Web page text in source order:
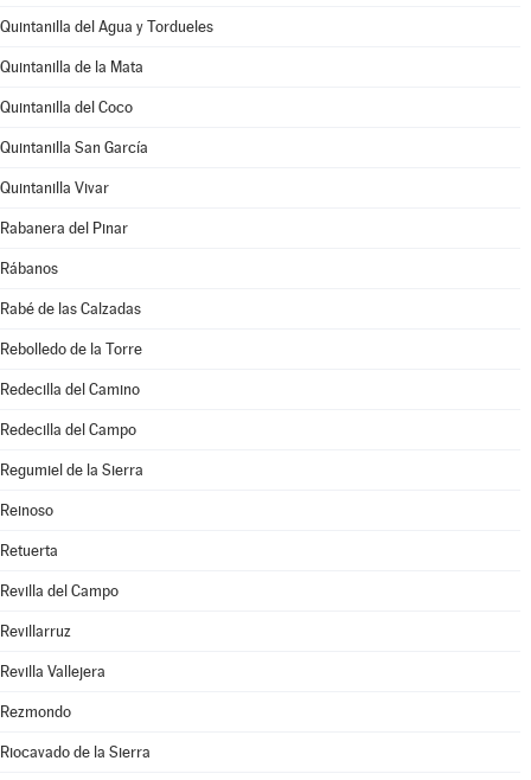
Quintanilla del Agua y Tordueles
Quintanilla de la Mata
Quintanilla del Coco
Quintanilla San García
Quintanilla Vivar
Rabanera del Pinar
Rábanos
Rabé de las Calzadas
Rebolledo de la Torre
Redecilla del Camino
Redecilla del Campo
Regumiel de la Sierra
Reinoso
Retuerta
Revilla del Campo
Revillarruz
Revilla Vallejera
Rezmondo
Riocavado de la Sierra